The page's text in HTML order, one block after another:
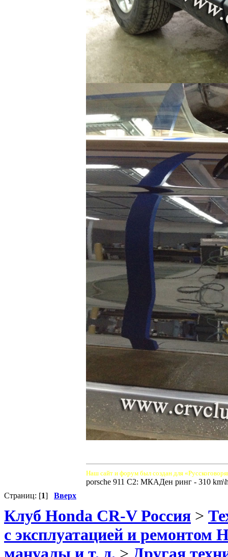
Наш сайт и форум был создан для
porsche 911 C2: МКАДен ринг - 310
Страниц: [1] Вверх
Клуб Honda CR-V Россия >
с эксплуатацией и ремонтом